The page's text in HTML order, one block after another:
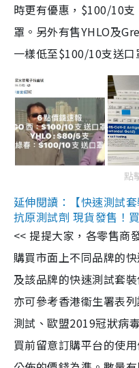
時更有優惠，$100/10
罩。另外有售YHLO及
一樣低至$100/10支送口
點
延伸閱讀：【快速測試
抗原測試劑 現貨發售！
<< 提提大家，各零售商
購買市面上不同品牌的
及該品牌的快速測試套
亦可參考香港衞生署表
測試、歐盟2019冠狀病
買前留意訂購平台的使